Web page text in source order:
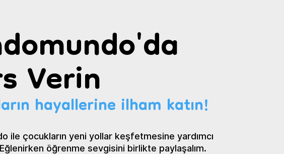
Verin
hayallerine ilham katın!
ile çocukların yeni yollar keşfetmesine yardımcı
öğrenme sevgisini birlikte paylaşalım.